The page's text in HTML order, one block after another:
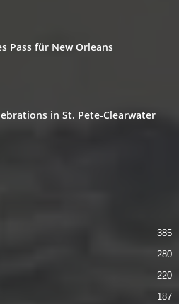
Pass für New Orleans
in St. Pete-Clearwater
385
280
220
187